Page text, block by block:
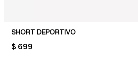
SHORT DEPORTIVO
PRICE:
$ 699